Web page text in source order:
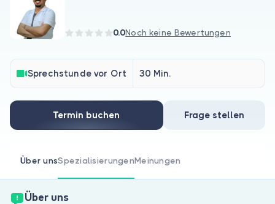
Für Patienten
Sind Sie Arzt?
0.0Noch keine Bewertungen
Sprechstunde vor Ort 30 Min.
Termin buchen Frage stellen
Über unsSpezialisierungenMeinungen
Über uns